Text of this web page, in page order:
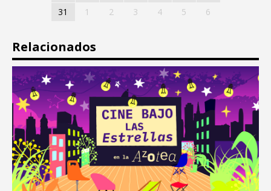
31
1 2 3 4 5 6
Relacionados